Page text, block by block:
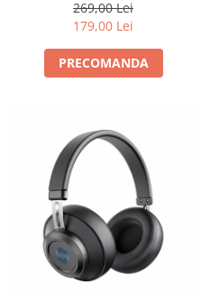
269,00 Lei
179,00 Lei
PRECOMANDA